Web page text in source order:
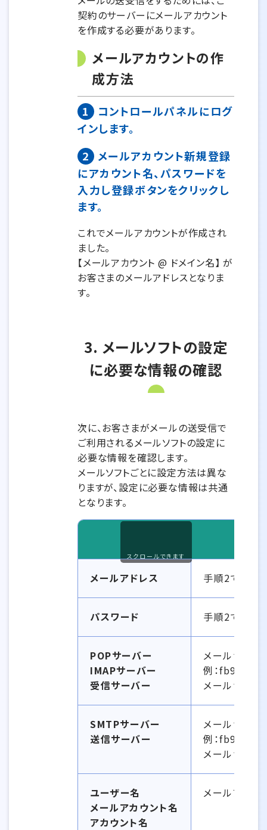
契約のサーバーにメールアカウント
を作成する必要があります。
メールアカウントの作
成方法
1
コントロールパネルにログ
インします。
2
メールアカウント新規登録
にアカウント名、パスワードを
入力し登録ボタンをクリックし
ます。
これでメールアカウントが作成され
ました。
【メールアカウント @ ドメイン名】 が
お客さまのメールアドレスとなりま
す。
3. メールソフトの設定
に必要な情報の確認
次に、お客さまがメールの送受信で
ご利用されるメールソフトの設定に
必要な情報を確認します。
メールソフトごとに設定方法は異な
りますが、設定に必要な情報は共通
となります。
メールアドレス 手順2で作成
パスワード 手順2で設定
POPサーバー
IMAPサーバー
受信サーバー
メールサーバ
例：
メールサー
SMTPサーバー
送信サーバー
メールサーバ
例：
メールサー
ユーザー名
メールアカウント名
アカウント名
メールアドレ
スクロールできます